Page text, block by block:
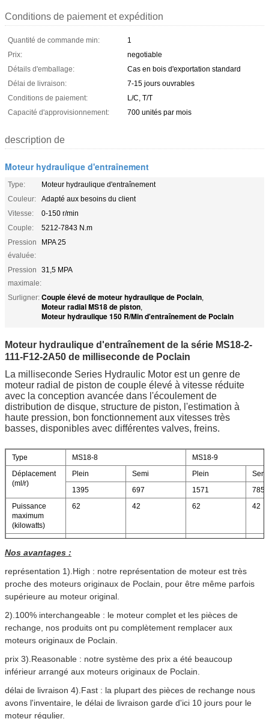
Conditions de paiement et expédition
Quantité de commande min:
1
Prix:
negotiable
Détails d'emballage:
Cas en bois d'exportation standard
Délai de livraison:
7-15 jours ouvrables
Conditions de paiement:
L/C, T/T
Capacité d'approvisionnement:
700 unités par mois
description de
Moteur hydraulique d'entraînement
Type:
Moteur hydraulique d'entraînement
Couleur:
Adapté aux besoins du client
Vitesse:
0-150 r/min
Couple:
5212-7843 N.m
Pression
évaluée:
MPA 25
Pression
maximale:
31,5 MPA
Surligner: Couple élevé de moteur hydraulique de Poclain,
Moteur radial MS18 de piston,
Moteur hydraulique 150 R/Min d'entraînement de Poclain
Moteur hydraulique d'entraînement de la série MS18-2-
111-F12-2A50 de milliseconde de Poclain
La milliseconde Series Hydraulic Motor est un genre de
moteur radial de piston de couple élevé à vitesse réduite
avec la conception avancée dans l'écoulement de
distribution de disque, structure de piston, l'estimation à
haute pression, bon fonctionnement aux vitesses très
basses, disponibles avec différentes valves, freins.
Type MS18-8
MS18-9
Déplacement
(ml/r)
Plein Semi Plein
Semi
1395
697 1571
785
Puissance
maximum
(kilowatts)
62 42 62 42
Anomalie de
pression
couple 10MPa
(N. m)
2085 1022 2348 1151
Couple évalué
5212
Pression
évaluée (MPA)
25 25
maximum
(MPA)
Vitesse
nominale
(r/min)
55
Nos avantages :
représentation 1).High : notre représentation de moteur est très
proche des moteurs originaux de Poclain, pour être même parfois
supérieure au moteur original.
2).100% interchangeable : le moteur complet et les pièces de
rechange, nos produits ont pu complètement remplacer aux
moteurs originaux de Poclain.
prix 3).Reasonable : notre système des prix a été beaucoup
inférieur arrangé aux moteurs originaux de Poclain
délai de livraison 4).Fast : la plupart des pièces de rechange nous
avons l'inventaire, le délai de livraison garde d'ici 10 jours pour le
moteur régulier.